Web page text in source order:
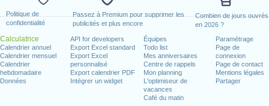
Politique de
confidentialité
Passez à Premium pour supprimer les
publicités et plus encore
Combien de jours ouvrés
en 2026 ?
Calculatrice
Calendrier annuel
Calendrier mensuel
Calendrier
hebdomadaire
Données
API for developers
Export Excel standard
Export Excel
personnalisé
Export calendrier PDF
Intégrer un widget
Équipes
Todo list
Mes anniversaires
Centre de rappels
Mon planning
L'optimiseur de
vacances
Café du matin
Paramétrage
Page de
connexion
Page de contact
Mentions légales
Partager